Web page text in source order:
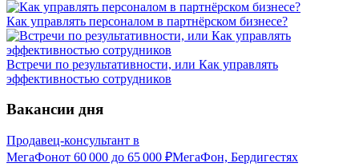
Как управлять персоналом в партнёрском бизнесе?
Встречи по результативности, или Как управлять
эффективностью сотрудников
Вакансии дня
Продавец-консультант в
МегаФонот 60 000 до 65 000 ₽МегаФон, Бердигестях